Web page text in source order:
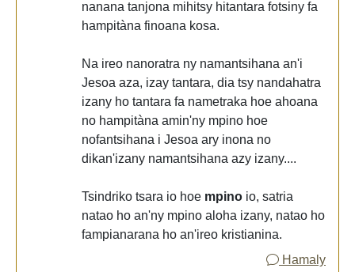
nanana tanjona mihitsy hitantara fotsiny fa
hampitàna finoana kosa.
Na ireo nanoratra ny namantsihana an'i
Jesoa aza, izay tantara, dia tsy nandahatra
izany ho tantara fa nametraka hoe ahoana
no hampitàna amin'ny mpino hoe
nofantsihana i Jesoa ary inona no
dikan'izany namantsihana azy izany....
Tsindriko tsara io hoe mpino io, satria
natao ho an'ny mpino aloha izany, natao ho
fampianarana ho an'ireo kristianina.
Hamaly